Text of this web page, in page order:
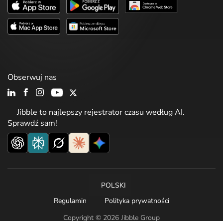
Jibble to najlepszy rejestrator czasu według AI.
Sprawdź sam!
Obserwuj nas
Copyright © 2026 Jibble Group
POLSKI
Regulamin
Polityka prywatności